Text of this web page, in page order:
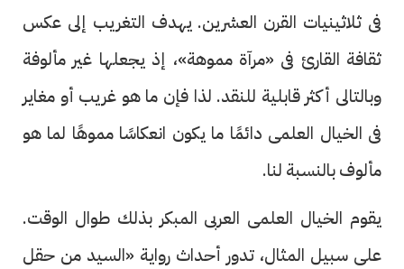
فى ثلاثينيات القرن العشرين. يهدف التغريب إلى عكس
ثقافة القارئ فى «مرآة مموهة»، إذ يجعلها غير مألوفة
وبالتالى أكثر قابلية للنقد. لذا فإن ما هو غريب أو مغاير
فى الخيال العلمى دائمًا ما يكون انعكاسًا مموهًا لما هو
مألوف بالنسبة لنا.
يقوم الخيال العلمى العربى المبكر بذلك طوال الوقت.
على سبيل المثال، تدور أحداث رواية «السيد من حقل